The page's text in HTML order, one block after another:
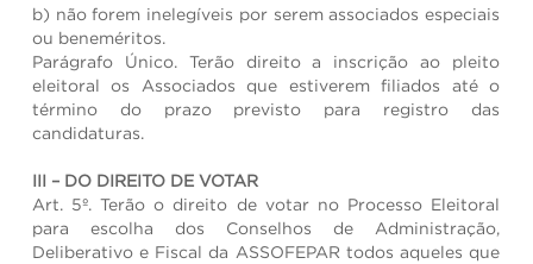
b) não forem inelegíveis por serem associados especiais
ou beneméritos.
Parágrafo Único. Terão direito a inscrição ao pleito
eleitoral os Associados que estiverem filiados até o
término do prazo previsto para registro das
candidaturas.
III – DO DIREITO DE VOTAR
Art. 5º. Terão o direito de votar no Processo Eleitoral
para escolha dos Conselhos de Administração,
Deliberativo e Fiscal da ASSOFEPAR todos aqueles que